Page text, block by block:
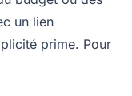
un lien
prime. Pour